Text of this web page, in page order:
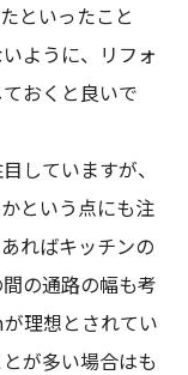
といったこと
ように、リフォ
おくと良いで
していますが、
という点にも注
ればキッチンの
の通路の幅も考
理想とされてい
が多い場合はも